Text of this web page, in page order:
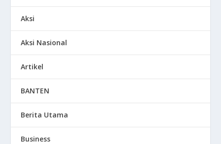
Aksi
Aksi Nasional
Artikel
BANTEN
Berita Utama
Business